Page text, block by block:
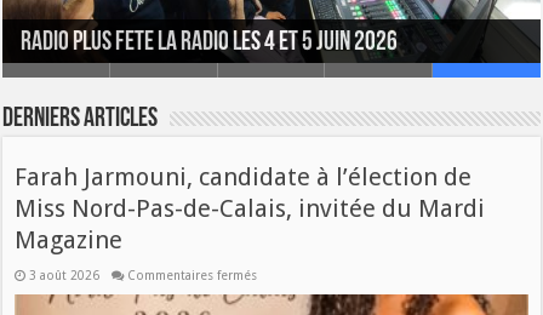
RECRUTEMENT SERVICE CIVIQUE
FETONS LES 30 ANS DE RADIO PLUS ENSEMBLE !
SALON BIERES ET SAVEURS Noyelles-lès-Vermelles
RadioPlus célèbre la Fête de la Radio avec un programme
exceptionnel !
RADIO PLUS FETE LA RADIO LES 4 ET 5 JUIN 2026
Derniers articles
Farah Jarmouni, candidate à l’élection de
Miss Nord-Pas-de-Calais, invitée du Mardi
Magazine
3 août 2026 Commentaires fermés